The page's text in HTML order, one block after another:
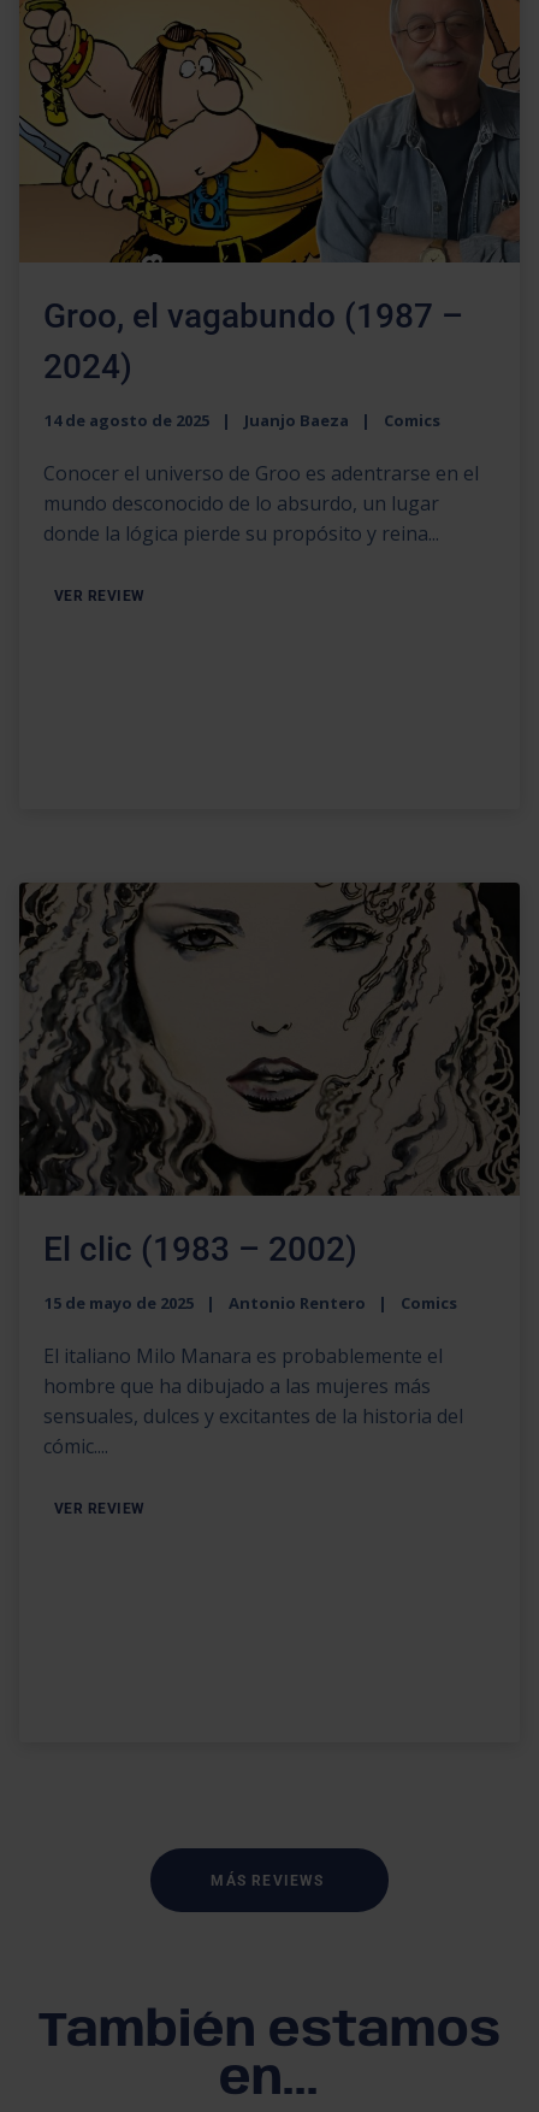
Groo, el vagabundo (1987 –
2024)
14 de agosto de 2025 Juanjo Baeza Comics
Conocer el universo de Groo es adentrarse en el
mundo desconocido de lo absurdo, un lugar
donde la lógica pierde su propósito y reina...
VER REVIEW
El clic (1983 – 2002)
15 de mayo de 2025 Antonio Rentero Comics
El italiano Milo Manara es probablemente el
hombre que ha dibujado a las mujeres más
sensuales, dulces y excitantes de la historia del
cómic....
VER REVIEW
MÁS REVIEWS
También estamos
en...